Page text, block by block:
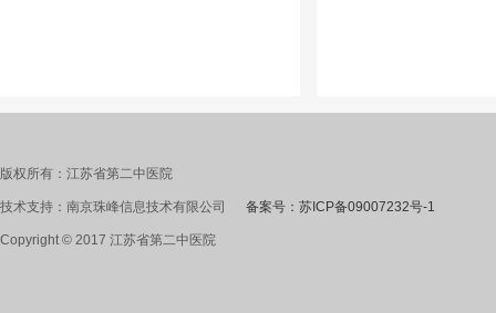
版权所有：江苏省第二中医院
技术支持：南京珠峰信息技术有限公司 备案号：苏ICP备09007232号-1
Copyright © 2017 江苏省第二中医院